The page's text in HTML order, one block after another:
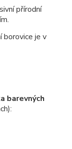
přírodní
borovice je v
barevných